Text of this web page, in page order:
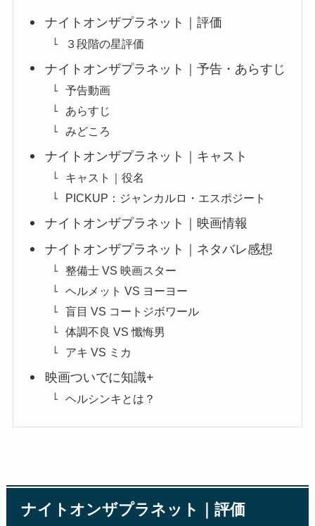
ナイトオンザプラネット｜評価
３段階の星評価
ナイトオンザプラネット｜予告・あらすじ
予告動画
あらすじ
みどころ
ナイトオンザプラネット｜キャスト
キャスト｜役名
PICKUP：ジャンカルロ・エスポジート
ナイトオンザプラネット｜映画情報
ナイトオンザプラネット｜ネタバレ感想
整備士 VS 映画スター
ヘルメット VS ヨーヨー
盲目 VS コートジボワール
体調不良 VS 懺悔男
アキ VS ミカ
映画ついでに知識+
ヘルシンキとは？
ナイトオンザプラネット｜評価